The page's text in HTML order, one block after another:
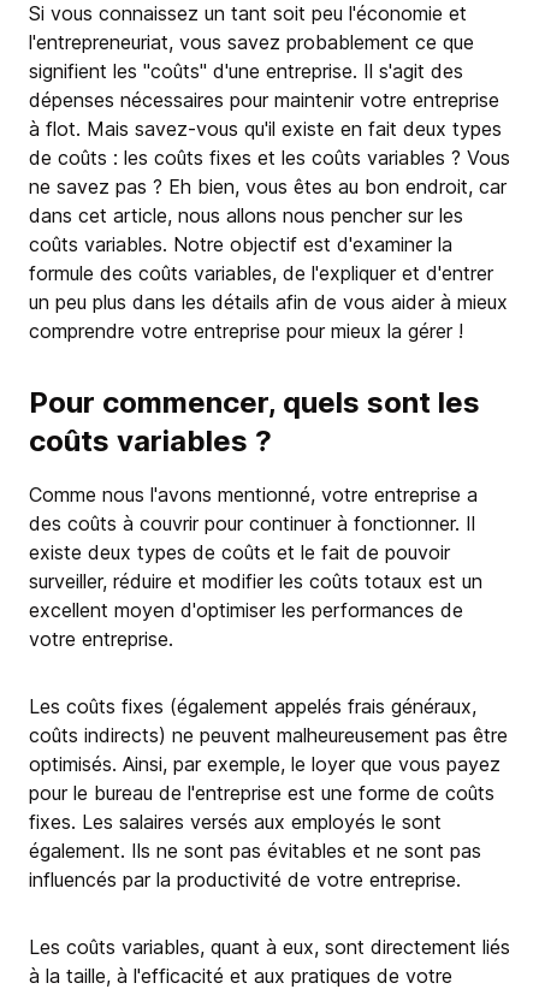
Si vous connaissez un tant soit peu l'économie et
l'entrepreneuriat, vous savez probablement ce que
signifient les "coûts" d'une entreprise. Il s'agit des
dépenses nécessaires pour maintenir votre entreprise
à flot. Mais savez-vous qu'il existe en fait deux types
de coûts : les coûts fixes et les coûts variables ? Vous
ne savez pas ? Eh bien, vous êtes au bon endroit, car
dans cet article, nous allons nous pencher sur les
coûts variables. Notre objectif est d'examiner la
formule des coûts variables, de l'expliquer et d'entrer
un peu plus dans les détails afin de vous aider à mieux
comprendre votre entreprise pour mieux la gérer !
Pour commencer, quels sont les
coûts variables ?
Comme nous l'avons mentionné, votre entreprise a
des coûts à couvrir pour continuer à fonctionner. Il
existe deux types de coûts et le fait de pouvoir
surveiller, réduire et modifier les coûts totaux est un
excellent moyen d'optimiser les performances de
votre entreprise.
Les coûts fixes (également appelés frais généraux,
coûts indirects) ne peuvent malheureusement pas être
optimisés. Ainsi, par exemple, le loyer que vous payez
pour le bureau de l'entreprise est une forme de coûts
fixes. Les salaires versés aux employés le sont
également. Ils ne sont pas évitables et ne sont pas
influencés par la productivité de votre entreprise.
Les coûts variables, quant à eux, sont directement liés
à la taille, à l'efficacité et aux pratiques de votre